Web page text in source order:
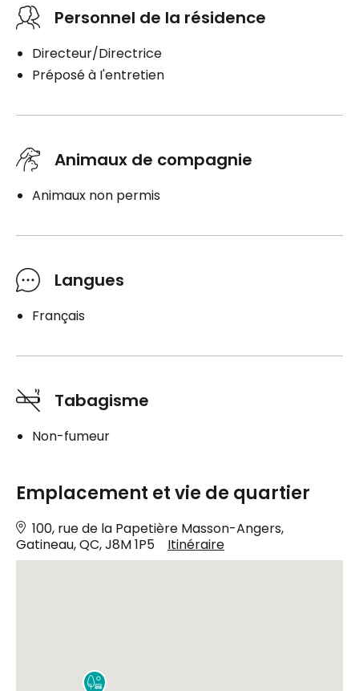
Personnel de la résidence
Directeur/Directrice
Préposé à I'entretien
Animaux de compagnie
Animaux non permis
Langues
Français
Tabagisme
Non-fumeur
Emplacement et vie de quartier
100, rue de la Papetière Masson-Angers,
Gatineau, QC, J8M 1P5
Itinéraire
